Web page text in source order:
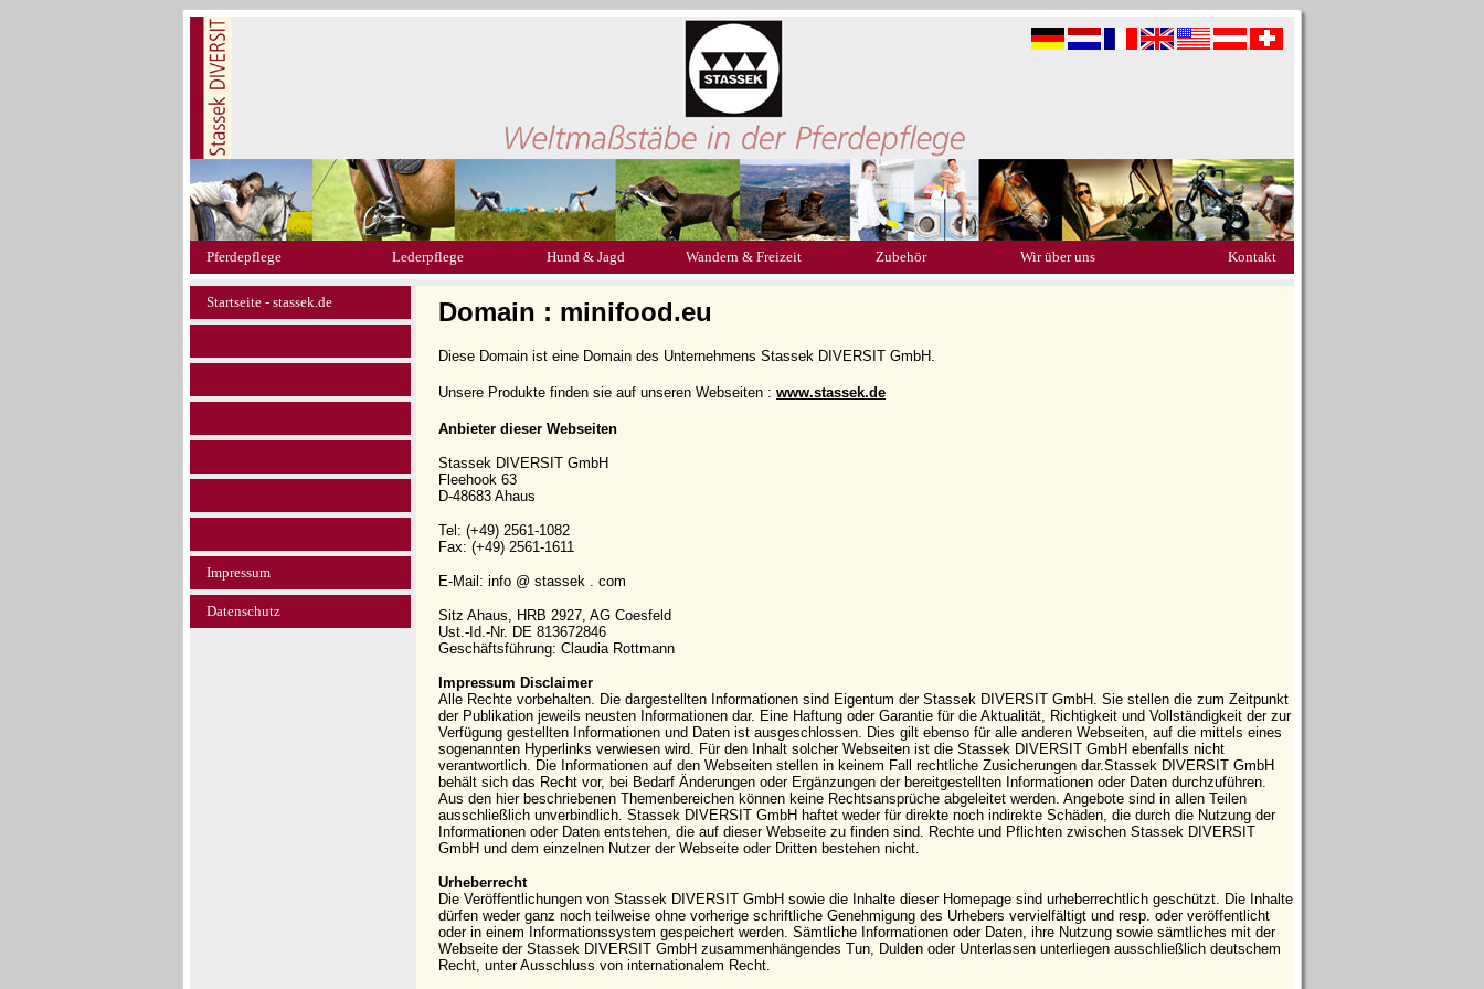
Pferdepflege Lederpflege Hund & Jagd Wandern & Freizeit Zubehör Wir über uns Kontakt
Startseite - stassek.de
Impressum
Datenschutz
Domain : minifood.eu
Diese Domain ist eine Domain des Unternehmens Stassek DIVERSIT GmbH.
Unsere Produkte finden sie auf unseren Webseiten : www.stassek.de
Anbieter dieser Webseiten
Stassek DIVERSIT GmbH
Fleehook 63
D-48683 Ahaus
Tel: (+49) 2561-1082
Fax: (+49) 2561-1611
E-Mail: info @ stassek . com
Sitz Ahaus, HRB 2927, AG Coesfeld
Ust.-Id.-Nr. DE 813672846
Geschäftsführung: Claudia Rottmann
Impressum Disclaimer
Alle Rechte vorbehalten. Die dargestellten Informationen sind Eigentum der Stassek DIVERSIT GmbH. Sie stellen die zum Zeitpunkt
der Publikation jeweils neusten Informationen dar. Eine Haftung oder Garantie für die Aktualität, Richtigkeit und Vollständigkeit der zur
Verfügung gestellten Informationen und Daten ist ausgeschlossen. Dies gilt ebenso für alle anderen Webseiten, auf die mittels eines
sogenannten Hyperlinks verwiesen wird. Für den Inhalt solcher Webseiten ist die Stassek DIVERSIT GmbH ebenfalls nicht
verantwortlich. Die Informationen auf den Webseiten stellen in keinem Fall rechtliche Zusicherungen dar.Stassek DIVERSIT GmbH
behält sich das Recht vor, bei Bedarf Änderungen oder Ergänzungen der bereitgestellten Informationen oder Daten durchzuführen.
Aus den hier beschriebenen Themenbereichen können keine Rechtsansprüche abgeleitet werden. Angebote sind in allen Teilen
ausschließlich unverbindlich. Stassek DIVERSIT GmbH haftet weder für direkte noch indirekte Schäden, die durch die Nutzung der
Informationen oder Daten entstehen, die auf dieser Webseite zu finden sind. Rechte und Pflichten zwischen Stassek DIVERSIT
GmbH und dem einzelnen Nutzer der Webseite oder Dritten bestehen nicht.
Urheberrecht
Die Veröffentlichungen von Stassek DIVERSIT GmbH sowie die Inhalte dieser Homepage sind urheberrechtlich geschützt. Die Inhalte
dürfen weder ganz noch teilweise ohne vorherige schriftliche Genehmigung des Urhebers vervielfältigt und resp. oder veröffentlicht
oder in einem Informationssystem gespeichert werden. Sämtliche Informationen oder Daten, ihre Nutzung sowie sämtliches mit der
Webseite der Stassek DIVERSIT GmbH zusammenhängendes Tun, Dulden oder Unterlassen unterliegen ausschließlich deutschem
Recht, unter Ausschluss von internationalem Recht.